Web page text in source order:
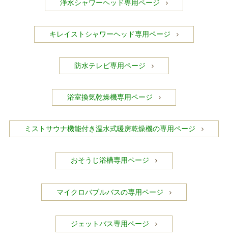
浄水シャワーヘッド専用ページ
キレイストシャワーヘッド専用ページ
防水テレビ専用ページ
浴室換気乾燥機専用ページ
ミストサウナ機能付き温水式暖房乾燥機の専用ページ
おそうじ浴槽専用ページ
マイクロバブルバスの専用ページ
ジェットバス専用ページ